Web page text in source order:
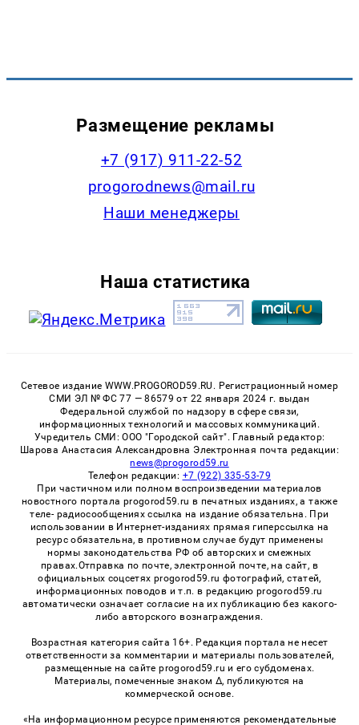
Размещение рекламы
+7 (917) 911-22-52
progorodnews@mail.ru
Наши менеджеры
Наша статистика
Сетевое издание WWW.PROGOROD59.RU. Регистрационный номер
СМИ ЭЛ № ФС 77 — 86579 от 22 января 2024 г. выдан
Федеральной службой по надзору в сфере связи,
информационных технологий и массовых коммуникаций.
Учредитель СМИ: ООО "Городской сайт". Главный редактор:
Шарова Анастасия Александровна Электронная почта редакции:
news@progorod59.ru
Телефон редакции: +7 (922) 335-53-79
При частичном или полном воспроизведении материалов
новостного портала progorod59.ru в печатных изданиях, а также
теле- радиосообщениях ссылка на издание обязательна. При
использовании в Интернет-изданиях прямая гиперссылка на
ресурс обязательна, в противном случае будут применены
нормы законодательства РФ об авторских и смежных
правах.Отправка по почте, электронной почте, на сайт, в
официальных соцсетях progorod59.ru фотографий, статей,
информационных поводов и т.п. в редакцию progorod59.ru
автоматически означает согласие на их публикацию без какого-
либо авторского вознаграждения.
Возрастная категория сайта 16+. Редакция портала не несет
ответственности за комментарии и материалы пользователей,
размещенные на сайте progorod59.ru и его субдоменах.
Материалы, помеченные знаком Δ, публикуются на
коммерческой основе.
«На информационном ресурсе применяются рекомендательные